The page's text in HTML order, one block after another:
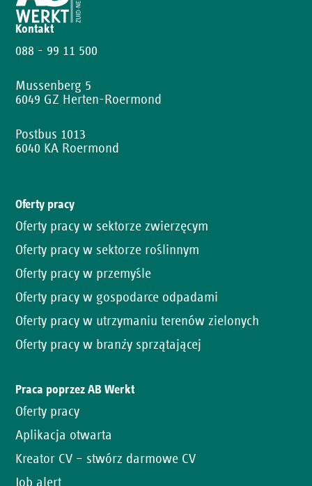
Kontakt
088 - 99 11 500
Mussenberg 5
6049 GZ Herten-Roermond
Postbus 1013
6040 KA Roermond
Oferty pracy
Oferty pracy w sektorze zwierzęcym
Oferty pracy w sektorze roślinnym
Oferty pracy w przemyśle
Oferty pracy w gospodarce odpadami
Oferty pracy w utrzymaniu terenów zielonych
Oferty pracy w branży sprzątającej
Praca poprzez AB Werkt
Oferty pracy
Aplikacja otwarta
Kreator CV – stwórz darmowe CV
Job alert